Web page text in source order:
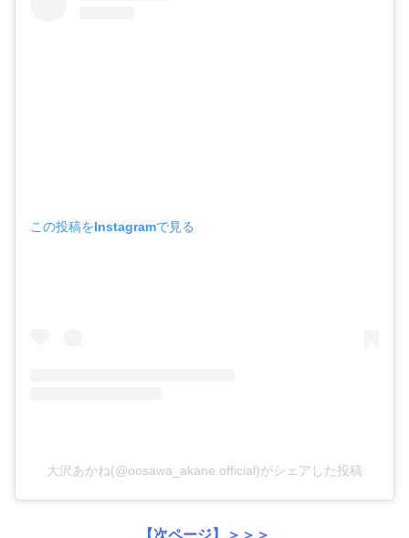
この投稿をInstagramで見る
大沢あかね(@oosawa_akane.official)がシェアした投稿